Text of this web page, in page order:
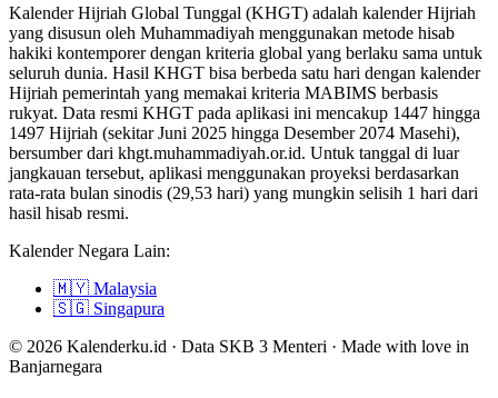
Kalender Hijriah Global Tunggal (KHGT) adalah kalender Hijriah
yang disusun oleh Muhammadiyah menggunakan metode hisab
hakiki kontemporer dengan kriteria global yang berlaku sama untuk
seluruh dunia. Hasil KHGT bisa berbeda satu hari dengan kalender
Hijriah pemerintah yang memakai kriteria MABIMS berbasis
rukyat. Data resmi KHGT pada aplikasi ini mencakup 1447 hingga
1497 Hijriah (sekitar Juni 2025 hingga Desember 2074 Masehi),
bersumber dari khgt.muhammadiyah.or.id. Untuk tanggal di luar
jangkauan tersebut, aplikasi menggunakan proyeksi berdasarkan
rata-rata bulan sinodis (29,53 hari) yang mungkin selisih 1 hari dari
hasil hisab resmi.
Kalender Negara Lain:
🇲🇾 Malaysia
🇸🇬 Singapura
© 2026 Kalenderku.id · Data SKB 3 Menteri · Made with love in
Banjarnegara